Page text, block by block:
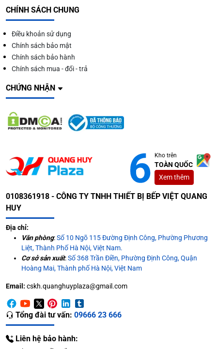
CHÍNH SÁCH CHUNG
Điều khoản sử dụng
Chính sách bảo mật
Chính sách bảo hành
Chính sách mua - đổi - trả
CHỨNG NHẬN
Kho trên
TOÀN QUỐC
Xem thêm
0108361918 - CÔNG TY TNHH THIẾT BỊ BẾP VIỆT QUANG
HUY
Địa chỉ:
Văn phòng:Số 10 Ngõ 115 Đường Định Công, Phường Phương
Liệt, Thành Phố Hà Nội, Việt Nam.
Cơ sở sản xuất:Số 368 Trần Điền, Phường Định Công, Quận
Hoàng Mai, Thành phố Hà Nội, Việt Nam
Email: cskh.quanghuyplaza@gmail.com
Tổng đài tư vấn: 09666 23 666
Liên hệ bảo hành: